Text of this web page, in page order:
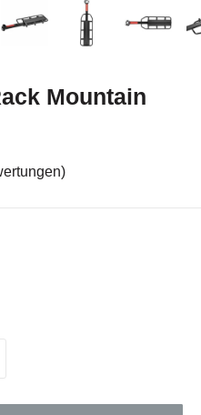
Mountain